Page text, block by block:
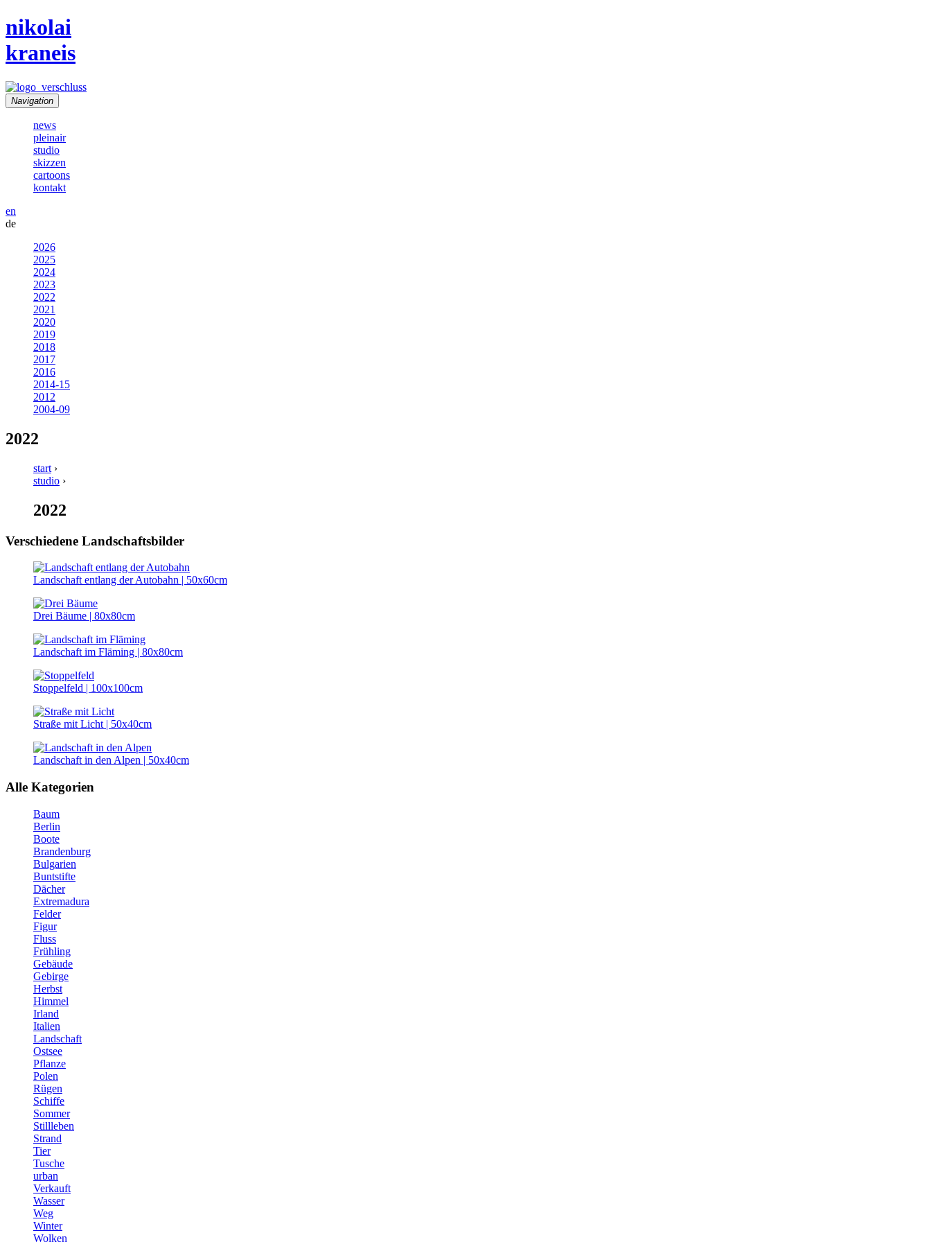
nikolai
kraneis
Navigation
news
pleinair
studio
skizzen
cartoons
kontakt
en
de
2026
2025
2024
2023
2022
2021
2020
2019
2018
2017
2016
2014-15
2012
2004-09
2022
start ›
studio ›
2022
Verschiedene Landschaftsbilder
Landschaft entlang der Autobahn | 50x60cm
Drei Bäume | 80x80cm
Landschaft im Fläming | 80x80cm
Stoppelfeld | 100x100cm
Straße mit Licht | 50x40cm
Landschaft in den Alpen | 50x40cm
Alle Kategorien
Baum
Berlin
Boote
Brandenburg
Bulgarien
Buntstifte
Dächer
Extremadura
Felder
Figur
Fluss
Frühling
Gebäude
Gebirge
Herbst
Himmel
Irland
Italien
Landschaft
Ostsee
Pflanze
Polen
Rügen
Schiffe
Sommer
Stillleben
Strand
Tier
Tusche
urban
Verkauft
Wasser
Weg
Winter
Wolken